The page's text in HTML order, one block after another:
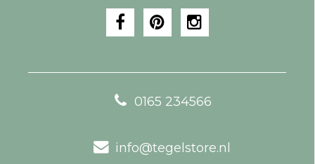
0165 234566
info@tegelstore.nl